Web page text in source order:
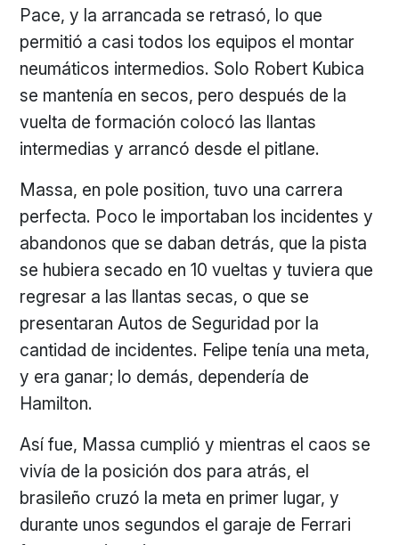
Pace, y la arrancada se retrasó, lo que
permitió a casi todos los equipos el montar
neumáticos intermedios. Solo Robert Kubica
se mantenía en secos, pero después de la
vuelta de formación colocó las llantas
intermedias y arrancó desde el pitlane.
Massa, en pole position, tuvo una carrera
perfecta. Poco le importaban los incidentes y
abandonos que se daban detrás, que la pista
se hubiera secado en 10 vueltas y tuviera que
regresar a las llantas secas, o que se
presentaran Autos de Seguridad por la
cantidad de incidentes. Felipe tenía una meta,
y era ganar; lo demás, dependería de
Hamilton.
Así fue, Massa cumplió y mientras el caos se
vivía de la posición dos para atrás, el
brasileño cruzó la meta en primer lugar, y
durante unos segundos el garaje de Ferrari